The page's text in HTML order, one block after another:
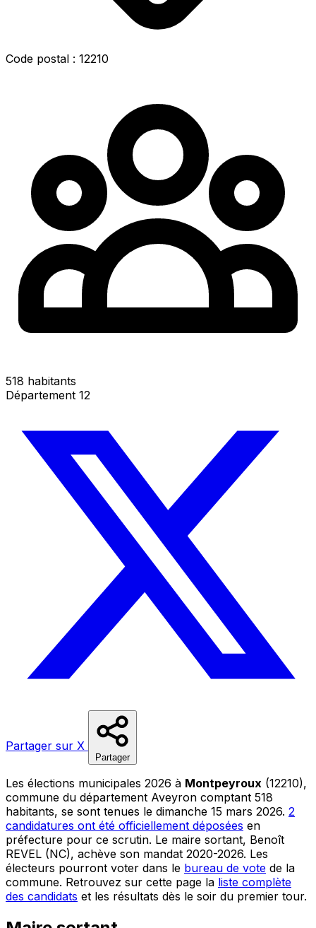
Code postal : 12210
518 habitants
Département 12
Partager sur X
Partager
Les élections municipales 2026 à Montpeyroux (12210),
commune du département Aveyron comptant 518
habitants, se sont tenues le dimanche 15 mars 2026. 2
candidatures ont été officiellement déposées en
préfecture pour ce scrutin. Le maire sortant, Benoît
REVEL (NC), achève son mandat 2020-2026. Les
électeurs pourront voter dans le bureau de vote de la
commune. Retrouvez sur cette page la liste complète
des candidats et les résultats dès le soir du premier tour.